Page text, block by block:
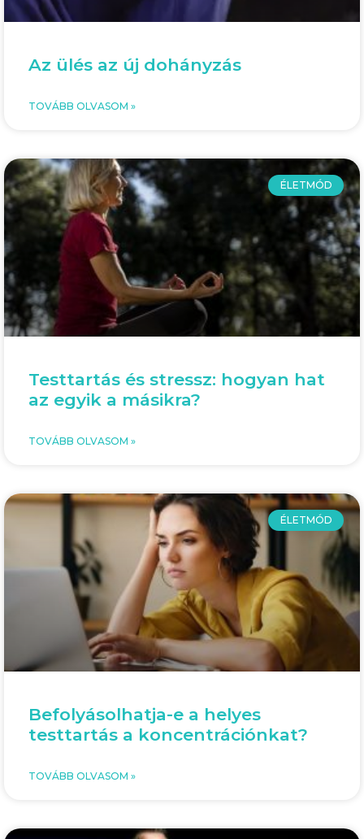
Az ülés az új dohányzás
TOVÁBB OLVASOM »
ÉLETMÓD
Testtartás és stressz: hogyan hat
az egyik a másikra?
TOVÁBB OLVASOM »
ÉLETMÓD
Befolyásolhatja-e a helyes
testtartás a koncentrációnkat?
TOVÁBB OLVASOM »